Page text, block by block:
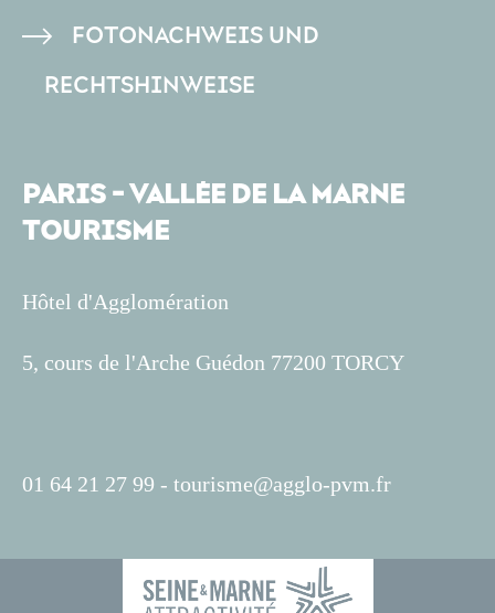
FOTONACHWEIS UND
RECHTSHINWEISE
PARIS - VALLÉE DE LA MARNE
TOURISME
Hôtel d'Agglomération
5, cours de l'Arche Guédon 77200 TORCY
01 64 21 27 99 - tourisme@agglo-pvm.fr